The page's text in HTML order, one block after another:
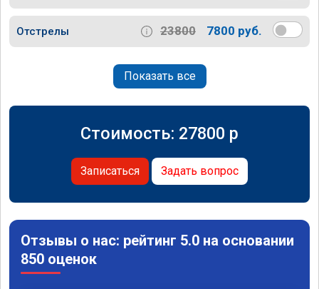
Отстрелы 23800 7800 руб.
Показать все
Стоимость: 27800 p
Записаться Задать вопрос
Отзывы о нас: рейтинг 5.0 на основании
850 оценок